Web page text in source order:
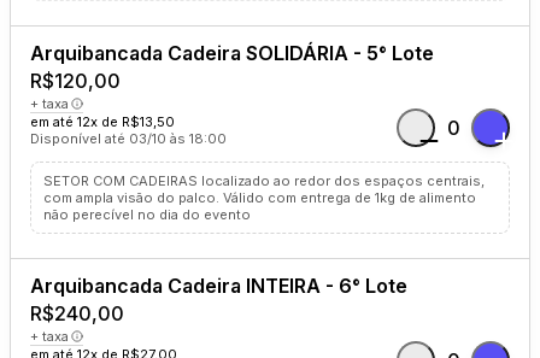
Arquibancada Cadeira SOLIDÁRIA - 5° Lote
R$120,00
+ taxa
em até 12x de R$13,50
Disponível até 03/10 às 18:00
0
SETOR COM CADEIRAS localizado ao redor dos espaços centrais,
com ampla visão do palco. Válido com entrega de 1kg de alimento
não perecível no dia do evento
Arquibancada Cadeira INTEIRA - 6° Lote
R$240,00
+ taxa
em até 12x de R$27,00